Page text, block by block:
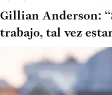
Gillian Anderson:
trabajo, tal vez